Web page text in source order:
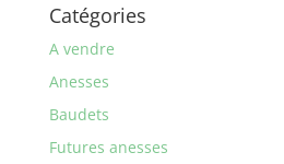
Catégories
A vendre
Anesses
Baudets
Futures anesses